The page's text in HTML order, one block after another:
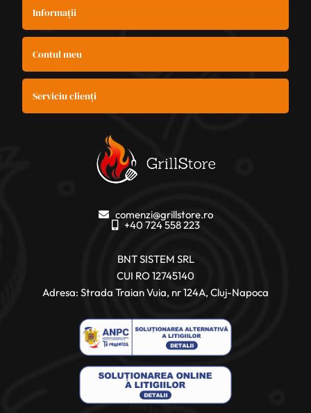
Informații
Contul meu
Serviciu clienți
comenzi@grillstore.ro
+40 724 558 223
BNT SISTEM SRL
CUI RO 12745140
Adresa: Strada Traian Vuia, nr 124A, Cluj-Napoca